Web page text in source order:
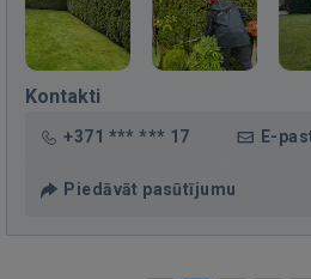
Kontakti
+371 *** *** 17 E-
Piedāvāt pasūtījumu